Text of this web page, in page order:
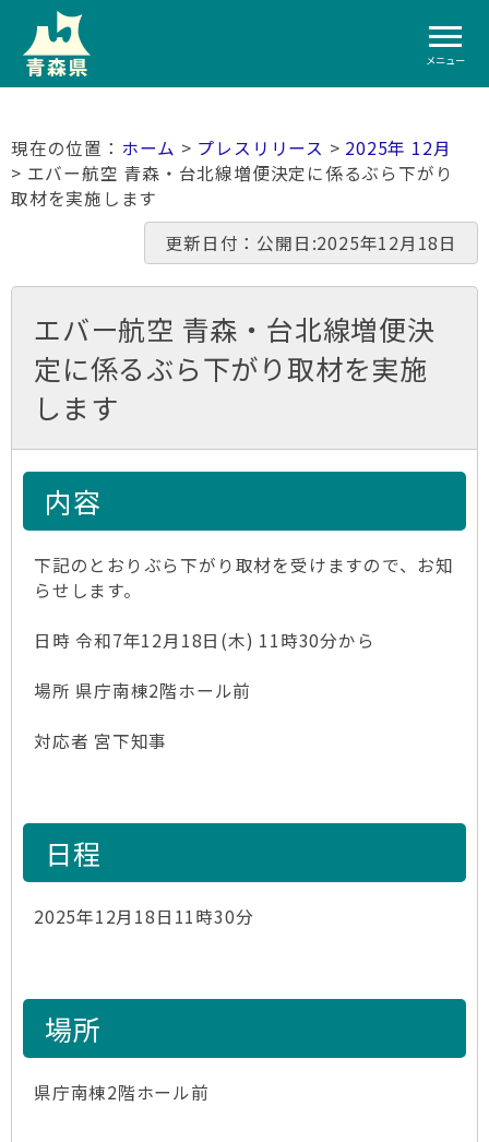
メニュー
ホーム > プレスリリース > 2025年 12月
> エバー航空 青森・台北線増便決定に係るぶら下がり
取材を実施します
更新日付：公開日:2025年12月18日
エバー航空 青森・台北線増便決
定に係るぶら下がり取材を実施
します
内容
下記のとおりぶら下がり取材を受けますので、お知
らせします。
日時 令和7年12月18日(木) 11時30分から
場所 県庁南棟2階ホール前
対応者 宮下知事
日程
2025年12月18日11時30分
場所
県庁南棟2階ホール前